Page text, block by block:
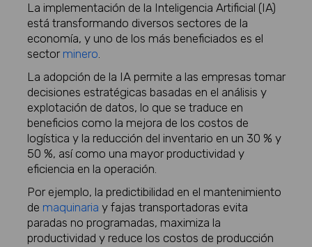
La implementación de la Inteligencia Artificial (IA)
está transformando diversos sectores de la
economía, y uno de los más beneficiados es el
sector minero.
La adopción de la IA permite a las empresas tomar
decisiones estratégicas basadas en el análisis y
explotación de datos, lo que se traduce en
beneficios como la mejora de los costos de
logística y la reducción del inventario en un 30 % y
50 %, así como una mayor productividad y
eficiencia en la operación.
Por ejemplo, la predictibilidad en el mantenimiento
de maquinaria y fajas transportadoras evita
paradas no programadas, maximiza la
productividad y reduce los costos de producción